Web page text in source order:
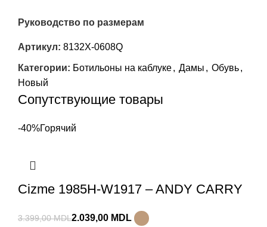
Руководство по размерам
Артикул: 8132X-0608Q
Категории: Ботильоны на каблуке, Дамы , Обувь,
Новый
Сопутствующие товары
-40%Горячий
Cizme 1985H-W1917 – ANDY CARRY
3.399,00MDL2.039,00 MDL